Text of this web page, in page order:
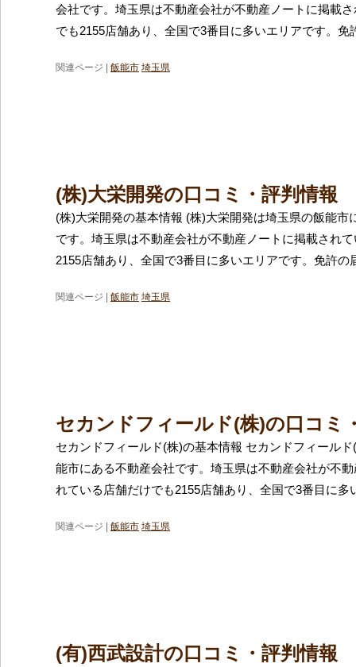
会社です。埼玉県は不動産会社が不動産ノートに掲載
でも2155店舗あり、全国で3番目に多いエリアです。免
関連ページ | 飯能市 埼玉県
(株)大栄開発の口コミ・評判情報
(株)大栄開発の基本情報 (株)大栄開発は埼玉県の飯能市
です。埼玉県は不動産会社が不動産ノートに掲載され
2155店舗あり、全国で3番目に多いエリアです。免許の
関連ページ | 飯能市 埼玉県
セカンドフィールド(株)の口コミ
セカンドフィールド(株)の基本情報 セカンドフィール
能市にある不動産会社です。埼玉県は不動産会社が不
れている店舗だけでも2155店舗あり、全国で3番目に多
関連ページ | 飯能市 埼玉県
(有)西武設計の口コミ・評判情報